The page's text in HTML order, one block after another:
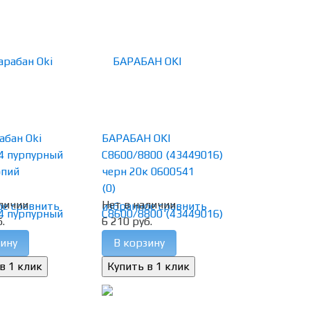
сравнить
Oki
пурпурный
избранное сравнить
БАРАБАН OKI
C8600/8800 (43449016)
черн 20к 0600541
(0)
Нет в наличии
6 210 руб.
В корзину